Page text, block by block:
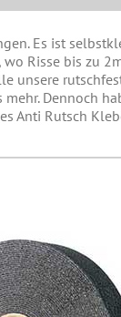
Es ist
Risse bis zu
unsere
Dennoch
Anti Rutsch